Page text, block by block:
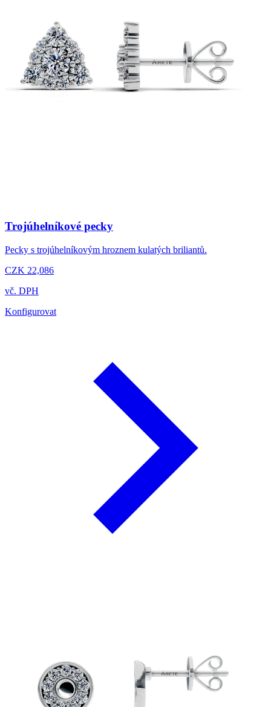
Trojúhelníkové pecky
Pecky s trojúhelníkovým hroznem kulatých briliantů.
CZK 22,086
vč. DPH
Konfigurovat